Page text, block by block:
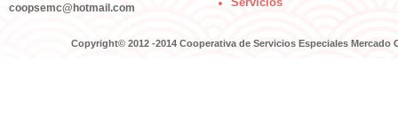
coopsemc@hotmail.com
Copyright© 2012 -2014 Cooperativa de Servicios Especiales Mercado